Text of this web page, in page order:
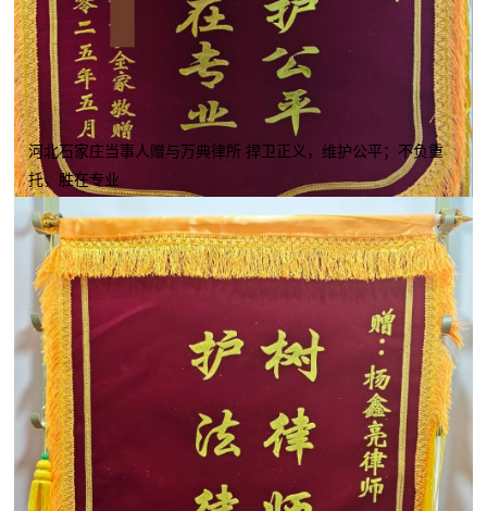
河北石家庄当事人赠与万典律所 捍卫正义，维护公平；不负重
托，胜在专业